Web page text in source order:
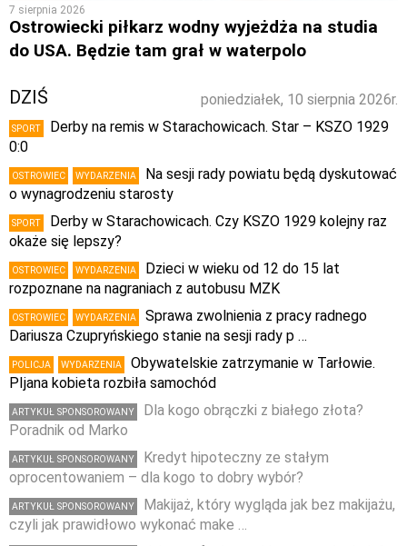
7 sierpnia 2026
Ostrowiecki piłkarz wodny wyjeżdża na studia
do USA. Będzie tam grał w waterpolo
poniedziałek, 10 sierpnia 2026r.
DZIŚ
SPORT
Derby na remis w Starachowicach. Star – KSZO 1929
0:0
OSTROWIEC WYDARZENIA
Na sesji rady powiatu będą dyskutować
o wynagrodzeniu starosty
SPORT
Derby w Starachowicach. Czy KSZO 1929 kolejny raz
okaże się lepszy?
OSTROWIEC WYDARZENIA
Dzieci w wieku od 12 do 15 lat
rozpoznane na nagraniach z autobusu MZK
OSTROWIEC WYDARZENIA
Sprawa zwolnienia z pracy radnego
Dariusza Czupryńskiego stanie na sesji rady p …
POLICJA WYDARZENIA
Obywatelskie zatrzymanie w Tarłowie.
PIjana kobieta rozbiła samochód
ARTYKUŁ SPONSOROWANY
Dla kogo obrączki z białego złota?
Poradnik od Marko
ARTYKUŁ SPONSOROWANY
Kredyt hipoteczny ze stałym
oprocentowaniem – dla kogo to dobry wybór?
ARTYKUŁ SPONSOROWANY
Makijaż, który wygląda jak bez makijażu,
czyli jak prawidłowo wykonać make …